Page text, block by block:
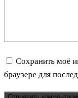
Сохранить моё
браузере для